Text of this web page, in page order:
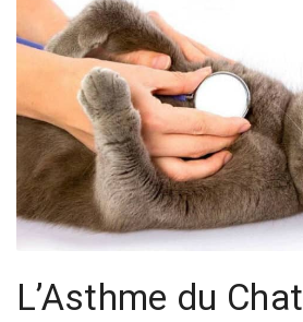
L’Asthme du Chat